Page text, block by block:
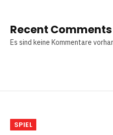
Recent Comments
Es sind keine Kommentare
SPIEL